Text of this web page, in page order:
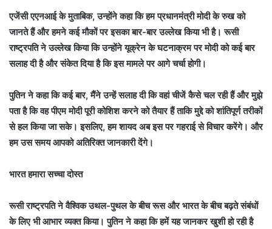
एजेंसी एएनआई के मुताबिक, उन्होंने कहा कि हम प्रधानमंत्री मोदी के रुख को
जानते हैं और हमने कई मौकों पर इसका बार-बार उल्लेख किया भी है। रूसी
राष्ट्रपति ने उल्लेख किया कि उन्होंने यूक्रेन के घटनाक्रम पर मोदी को कई बार
सलाह दी है और संकेत दिया है कि इस मामले पर आगे चर्चा होगी।
पुतिन ने कहा कि कई बार, मैंने उन्हें सलाह दी कि वहां चीजें कैसे चल रही हैं और मुझे
पता है कि वह पीएम मोदी पूरी कोशिश करने को तैयार हैं ताकि मुद्दे को शांतिपूर्ण तरीकों
से हल किया जा सके। इसलिए, हम शायद अब इस पर गहराई से विचार करेंगे। और
हम उस समय आपको अतिरिक्त जानकारी देंगे।
भारत हमारा सच्चा दोस्त
रूसी राष्ट्रपति ने वैश्विक उथल-पुथल के बीच रूस और भारत के बीच बढ़ते संबंधों
के लिए भी आभार व्यक्त किया। पुतिन ने कहा कि हमें यह जानकर खुशी हो रही है